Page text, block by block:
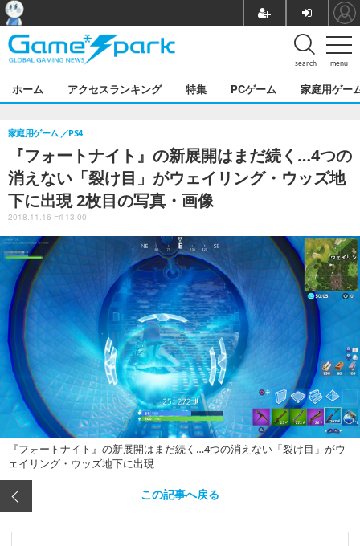
menu
search
ホーム アクセスランキング 特集 PCゲーム 家庭用ゲー
『フォートナイト』の新展開はまだ続く…4つの
消えない「裂け目」がウェイリング・ウッズ地
下に出現 2枚目の写真・画像
家庭用ゲーム PS4
2018.11.16 Fri 13:00
『フォートナイト』の新展開はまだ続く…4つの消えない「裂け目」がウ
ェイリング・ウッズ地下に出現
この記事へ戻る